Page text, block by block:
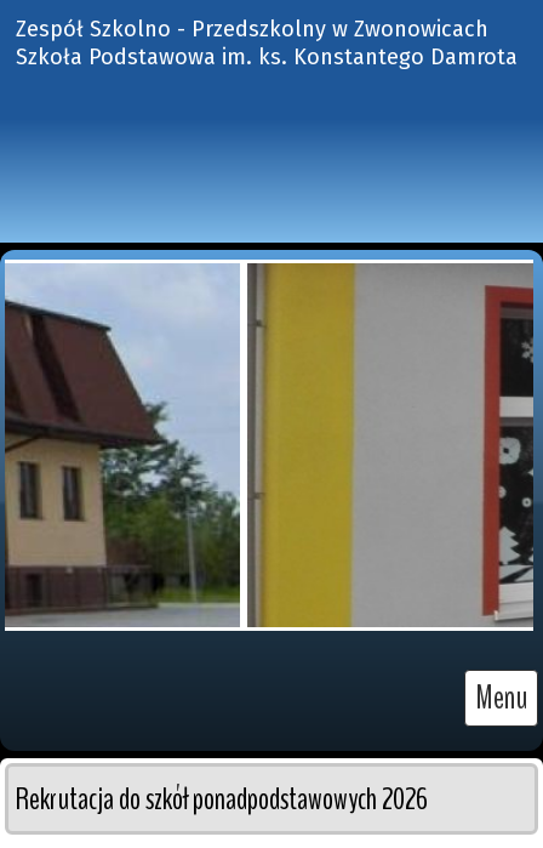
Zespół Szkolno - Przedszkolny w Zwonowicach
Szkoła Podstawowa im. ks. Konstantego Damrota
Menu
Rekrutacja do szkół ponadpodstawowych 2026